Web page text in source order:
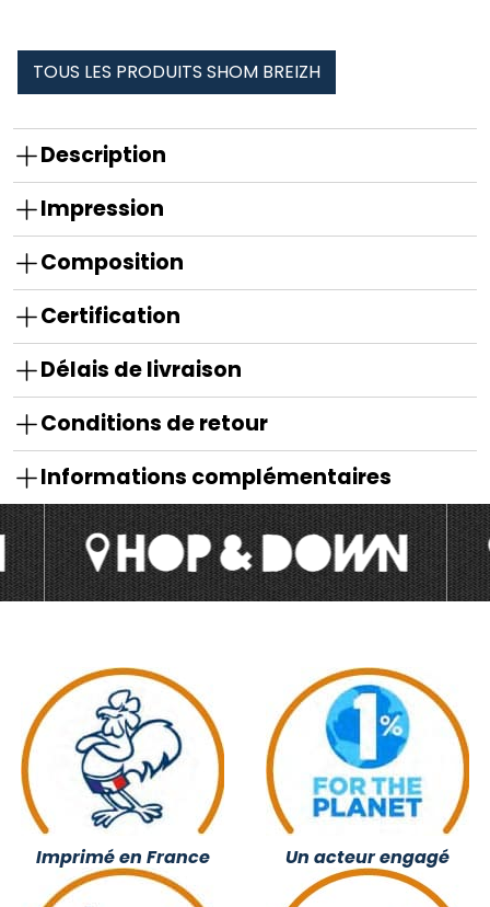
Shom
Breizh
TOUS LES PRODUITS SHOM BREIZH
Description
Impression
Composition
Certification
Délais de livraison
Conditions de retour
Informations complémentaires
Imprimé en France Un acteur engagé